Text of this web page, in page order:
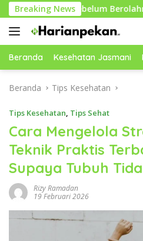
Langsung
ke
konten
Breaking News
Sebelum Berolahraga untuk
Beranda Kesehatan Jasmani
Beranda Tips Kesehatan
Tips Kesehatan, Tips Sehat
Cara Mengelola
Teknik Praktis
Supaya Tubuh
Rizy Ramadan
19 Februari 2026